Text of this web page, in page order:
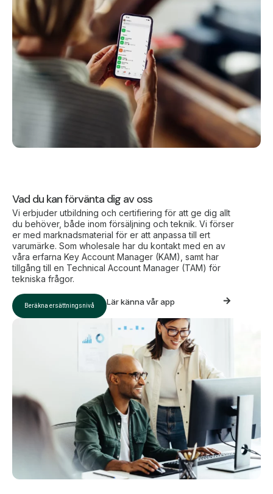
Vad du kan förvänta dig av oss
Vi erbjuder utbildning och certifiering för att ge dig allt
du behöver, både inom försäljning och teknik. Vi förser
er med marknadsmaterial för er att anpassa till ert
varumärke. Som wholesale har du kontakt med en av
våra erfarna Key Account Manager (KAM), samt har
tillgång till en Technical Account Manager (TAM) för
tekniska frågor.
Beräkna ersättningsnivå Lär känna vår app